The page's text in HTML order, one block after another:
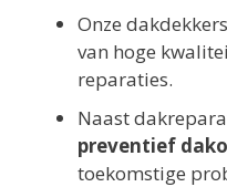
Onze
van hoge
reparaties.
Naast
preventief
toekomstige